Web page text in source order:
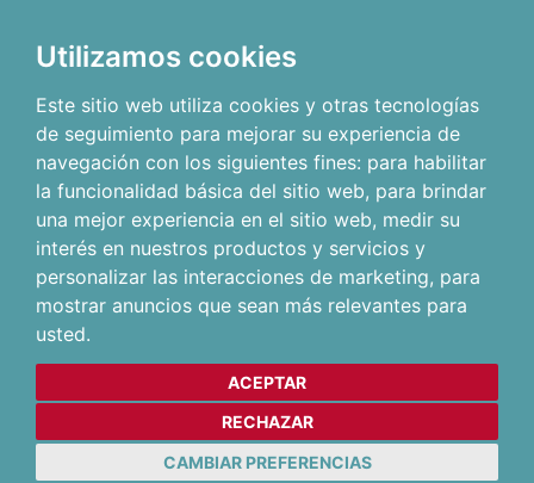
Utilizamos cookies
Este sitio web utiliza cookies y otras tecnologías
de seguimiento para mejorar su experiencia de
navegación con los siguientes fines: para habilitar
la funcionalidad básica del sitio web, para brindar
una mejor experiencia en el sitio web, medir su
interés en nuestros productos y servicios y
personalizar las interacciones de marketing, para
mostrar anuncios que sean más relevantes para
usted.
ACEPTAR
RECHAZAR
CAMBIAR PREFERENCIAS